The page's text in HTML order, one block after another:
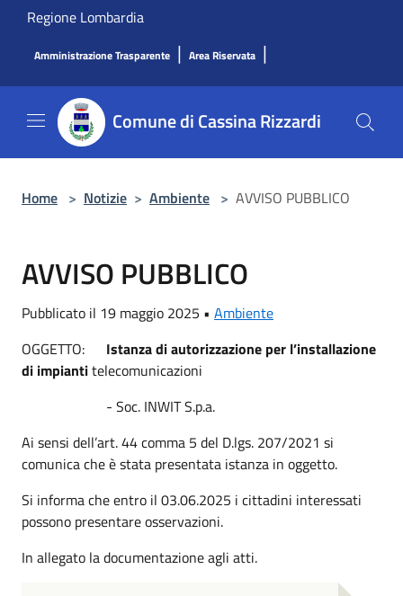
Salta al contenuto principale
Regione Lombardia
Amministrazione Trasparente | Area Riservata |
Comune di Cassina Rizzardi
Home > Notizie > Ambiente > AVVISO PUBBLICO
AVVISO PUBBLICO
Pubblicato il 19 maggio 2025 • Ambiente
OGGETTO: Istanza di autorizzazione per l’installazione
di impiantitelecomunicazioni
- Soc. INWIT S.p.a.
Ai sensi dell’art. 44 comma 5 del D.lgs. 207/2021 si
comunica che è stata presentata istanza in oggetto.
Si informa che entro il 03.06.2025 i cittadini interessati
possono presentare osservazioni.
In allegato la documentazione agli atti.